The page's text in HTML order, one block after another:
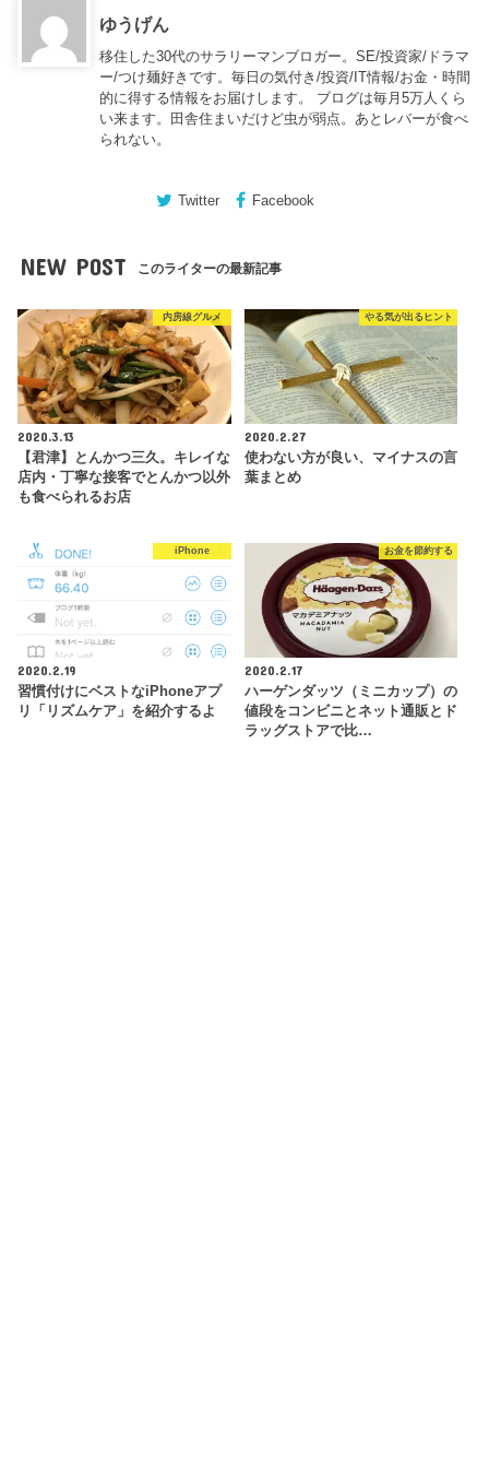
ゆうげん
移住した30代のサラリーマンブロガー。SE/投資家/ドラマ
ー/つけ麺好きです。毎日の気付き/投資/IT情報/お金・時間
的に得する情報をお届けします。 ブログは毎月5万人くら
い来ます。田舎住まいだけど虫が弱点。あとレバーが食べ
られない。
Twitter Facebook
NEW POST このライターの最新記事
内房線グルメ
2020.3.13
【君津】とんかつ三久。キレイな
店内・丁寧な接客でとんかつ以外
も食べられるお店
やる気が出るヒント
2020.2.27
使わない方が良い、マイナスの言
葉まとめ
iPhone
2020.2.19
習慣付けにベストなiPhoneアプ
リ「リズムケア」を紹介するよ
お金を節約する
2020.2.17
ハーゲンダッツ（ミニカップ）の
値段をコンビニとネット通販とド
ラッグストアで比…